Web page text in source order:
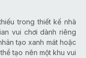
trong thiết kế nhà
vui chơi dành riêng
tạo xanh mát hoặc
tạo nên một khu vui